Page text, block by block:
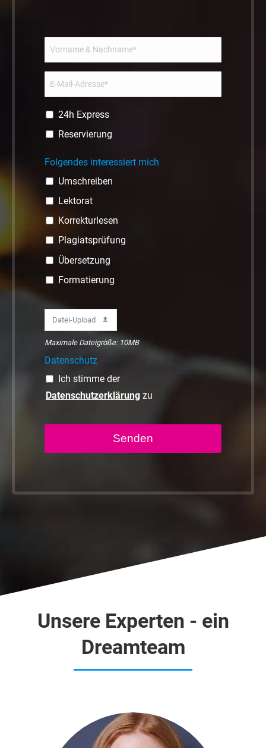
24h Express
Reservierung
Folgendes interessiert mich
Umschreiben
Lektorat
Korrekturlesen
Plagiatsprüfung
Übersetzung
Formatierung
Datei-Upload
Maximale Dateigröße: 10MB
Datenschutz *
Ich stimme der
Datenschutzerklärung zu
Senden
Unsere Experten - ein
Dreamteam